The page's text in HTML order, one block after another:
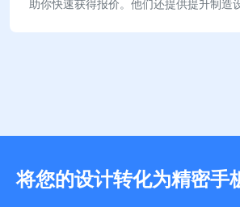
助你快速获得报价。他们还提供提升制造
将您的设计转化为精密手